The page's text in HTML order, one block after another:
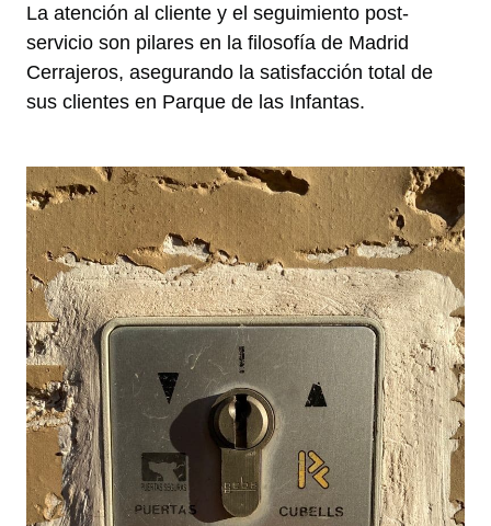
La atención al cliente y el seguimiento post-
servicio son pilares en la filosofía de Madrid
Cerrajeros, asegurando la satisfacción total de
sus clientes en Parque de las Infantas.